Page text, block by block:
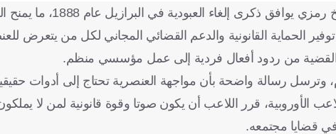
العبودية في البرازيل عام 1888، ما يمنح المبادرة بعدا تاريخيا وإنسانيا.
الحماية القانونية والدعم القضائي المجاني لكل من يتعرض
القضية من ردود أفعال فردية إلى عمل مؤسسي منظم.
وترسل رسالة واضحة بأن مواجهة العنصرية تحتاج إلى أدوات
الأوروبية، قرر اللاعب أن يكون صوتا وقوة قانونية لمن لا
قضايا مجتمعه.